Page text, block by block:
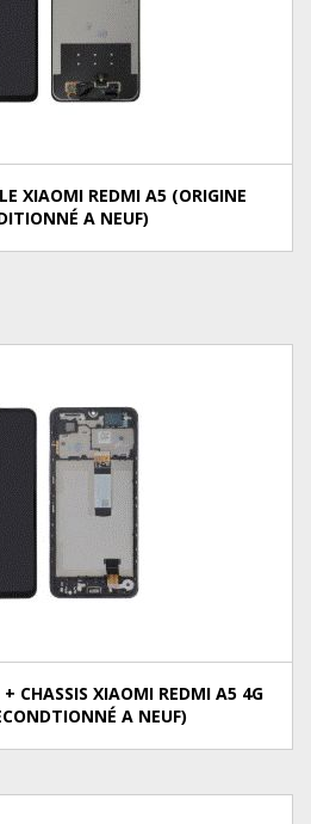
XIAOMI REDMI A5 (ORIGINE
A NEUF)
CHASSIS XIAOMI REDMI A5 4G
A NEUF)